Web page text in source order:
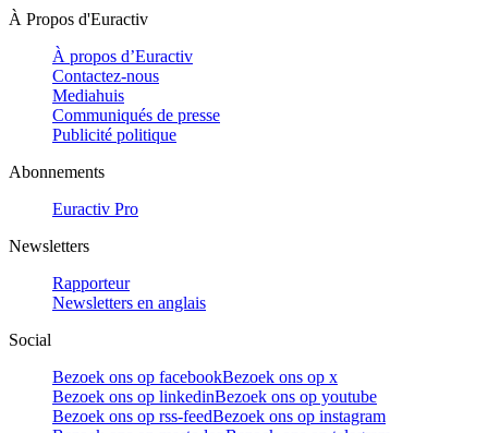
À Propos d'Euractiv
À propos d’Euractiv
Contactez-nous
Mediahuis
Communiqués de presse
Publicité politique
Abonnements
Euractiv Pro
Newsletters
Rapporteur
Newsletters en anglais
Social
Bezoek ons op facebookBezoek ons op x
Bezoek ons op linkedinBezoek ons op youtube
Bezoek ons op rss-feedBezoek ons op instagram